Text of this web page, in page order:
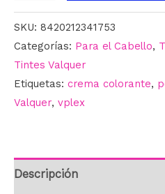
SKU: 8420212341753
Categorías: Para el Cabello,
Tintes Valquer
Etiquetas: crema colorante,
Valquer, vplex
Descripción